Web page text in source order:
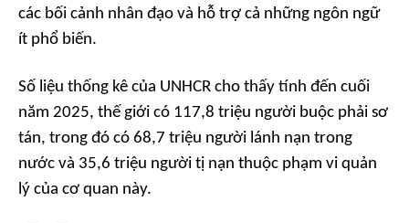
các bối cảnh nhân đạo và hỗ trợ cả những ngôn ngữ
ít phổ biến.
Số liệu thống kê của UNHCR cho thấy tính đến cuối
năm 2025, thế giới có 117,8 triệu người buộc phải sơ
tán, trong đó có 68,7 triệu người lánh nạn trong
nước và 35,6 triệu người tị nạn thuộc phạm vi quản
lý của cơ quan này.